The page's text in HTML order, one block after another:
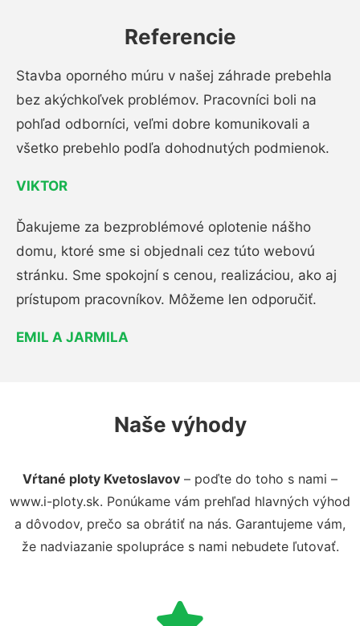
Referencie
Stavba oporného múru v našej záhrade prebehla
bez akýchkoľvek problémov. Pracovníci boli na
pohľad odborníci, veľmi dobre komunikovali a
všetko prebehlo podľa dohodnutých podmienok.
VIKTOR
Ďakujeme za bezproblémové oplotenie nášho
domu, ktoré sme si objednali cez túto webovú
stránku. Sme spokojní s cenou, realizáciou, ako aj
prístupom pracovníkov. Môžeme len odporučiť.
EMIL A JARMILA
Naše výhody
Vŕtané ploty Kvetoslavov – poďte do toho s nami –
www.i-ploty.sk. Ponúkame vám prehľad hlavných výhod
a dôvodov, prečo sa obrátiť na nás. Garantujeme vám,
že nadviazanie spolupráce s nami nebudete ľutovať.